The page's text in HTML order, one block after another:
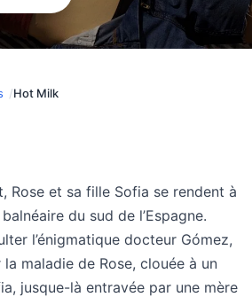
Hot Milk
Rose et sa fille Sofia se rendent à
du sud de l’Espagne.
l’énigmatique docteur Gómez,
maladie de Rose, clouée à un
jusque-là entravée par une mère